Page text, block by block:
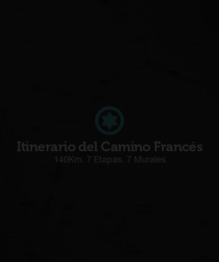
Itinerario del Camino Francés
140Km. 7 Etapas. 7 Murales